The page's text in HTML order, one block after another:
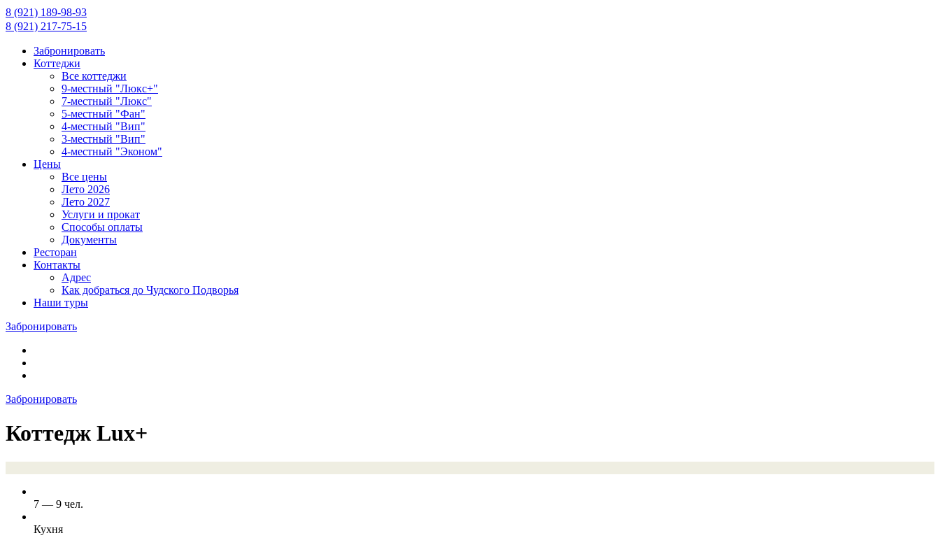
8 (921) 189-98-93
8 (921) 217-75-15
Забронировать
Коттеджи
Все коттеджи
9-местный "Люкс+"
7-местный "Люкс"
5-местный "Фан"
4-местный "Вип"
3-местный "Вип"
4-местный "Эконом"
Цены
Все цены
Лето 2026
Лето 2027
Услуги и прокат
Способы оплаты
Документы
Ресторан
Контакты
Адрес
Как добраться до Чудского Подворья
Наши туры
Забронировать
Забронировать
Коттедж Lux+
7 — 9 чел.
Кухня